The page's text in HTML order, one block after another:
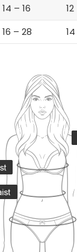
14 – 16 12
16 – 28 14